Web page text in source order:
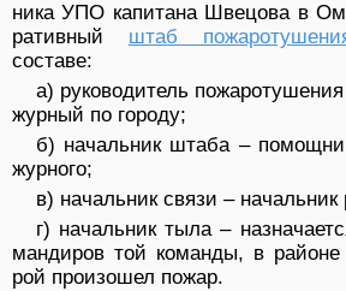
ника УПО капитана Швецова в
ративный штаб
составе:
а) руководитель
журный по городу;
б) начальник штаба –
журного;
в) начальник связи – начальник
г) начальник тыла –
мандиров той команды, в
рой произошел пожар.